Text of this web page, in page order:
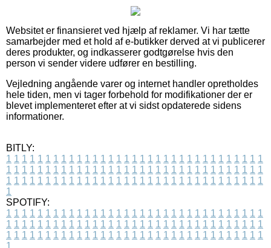
Websitet er finansieret ved hjælp af reklamer. Vi har tætte
samarbejder med et hold af e-butikker derved at vi publicerer
deres produkter, og indkasserer godtgørelse hvis den
person vi sender videre udfører en bestilling.
Vejledning angående varer og internet handler opretholdes
hele tiden, men vi tager forbehold for modifikationer der er
blevet implementeret efter at vi sidst opdaterede sidens
informationer.
BITLY:
1 1 1 1 1 1 1 1 1 1 1 1 1 1 1 1 1 1 1 1 1 1 1 1 1 1 1 1 1 1 1 1 1
1 1 1 1 1 1 1 1 1 1 1 1 1 1 1 1 1 1 1 1 1 1 1 1 1 1 1 1 1 1 1 1 1
1 1 1 1 1 1 1 1 1 1 1 1 1 1 1 1 1 1 1 1 1 1 1 1 1 1 1 1 1 1 1 1 1
1
SPOTIFY:
1 1 1 1 1 1 1 1 1 1 1 1 1 1 1 1 1 1 1 1 1 1 1 1 1 1 1 1 1 1 1 1 1
1 1 1 1 1 1 1 1 1 1 1 1 1 1 1 1 1 1 1 1 1 1 1 1 1 1 1 1 1 1 1 1 1
1 1 1 1 1 1 1 1 1 1 1 1 1 1 1 1 1 1 1 1 1 1 1 1 1 1 1 1 1 1 1 1 1
1